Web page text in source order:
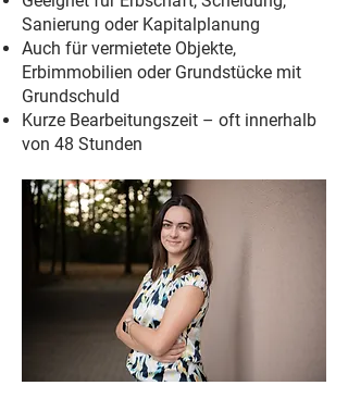
Sanierung oder Kapitalplanung
Auch für vermietete Objekte,
Erbimmobilien oder Grundstücke mit
Grundschuld
Kurze Bearbeitungszeit – oft innerhalb
von 48 Stunden